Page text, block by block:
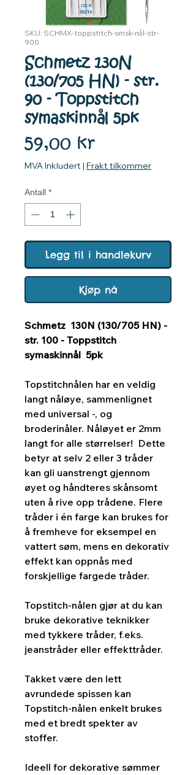
SKU: SCHMX-toppstitch-smsk-nål-str-
900
Schmetz 130N
(130/705 HN) - str.
90 - Toppstitch
symaskinnål 5pk
59,00 krPris
MVA Inkludert | Frakt tilkommer
Antall *
Legg til i handlekurv
Kjøp nå
Schmetz 130N (130/705 HN) -
str. 100 - Toppstitch
symaskinnål 5pk
Topstitchnålen har en veldig
langt nåløye, sammenlignet
med universal -, og
broderinåler. Nåløyet er 2mm
langt for alle størrelser! Dette
betyr at selv 2 eller 3 tråder
kan gli uanstrengt gjennom
øyet og håndteres skånsomt
uten å rive opp trådene. Flere
tråder i én farge kan brukes for
å fremheve for eksempel en
vattert søm, mens en dekorativ
effekt kan oppnås med
forskjellige fargede tråder.
Topstitch-nålen gjør at du kan
bruke dekorative teknikker
med tykkere tråder, f.eks.
jeanstråder eller effekttråder.
Takket være den lett
avrundede spissen kan
Topstitch-nålen enkelt brukes
med et bredt spekter av
stoffer.
Ideell for dekorative sømmer